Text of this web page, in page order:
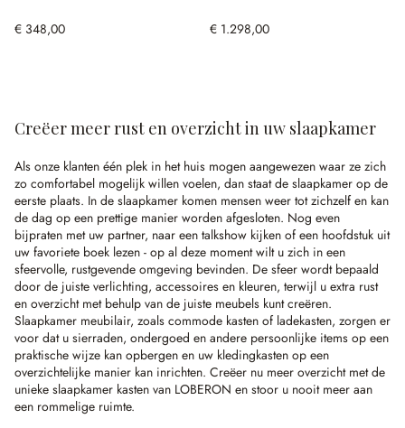
€ 348,00 € 1.298,00
Creëer meer rust en overzicht in uw slaapkamer
Als onze klanten één plek in het huis mogen aangewezen waar ze zich
zo comfortabel mogelijk willen voelen, dan staat de slaapkamer op de
eerste plaats. In de slaapkamer komen mensen weer tot zichzelf en kan
de dag op een prettige manier worden afgesloten. Nog even
bijpraten met uw partner, naar een talkshow kijken of een hoofdstuk uit
uw favoriete boek lezen - op al deze moment wilt u zich in een
sfeervolle, rustgevende omgeving bevinden. De sfeer wordt bepaald
door de juiste verlichting, accessoires en kleuren, terwijl u extra rust
en overzicht met behulp van de juiste meubels kunt creëren.
Slaapkamer meubilair, zoals commode kasten of ladekasten, zorgen er
voor dat u sierraden, ondergoed en andere persoonlijke items op een
praktische wijze kan opbergen en uw kledingkasten op een
overzichtelijke manier kan inrichten. Creëer nu meer overzicht met de
unieke slaapkamer kasten van LOBERON en stoor u nooit meer aan
een rommelige ruimte.